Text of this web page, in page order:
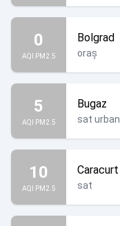
0
AQI PM2.5
Bolgrad
oraș
5
AQI PM2.5
Bugaz
sat urban
10
AQI PM2.5
Caracurt
sat